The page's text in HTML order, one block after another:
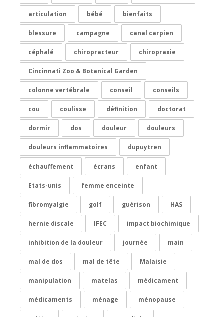
articulation bébé bienfaits
blessure campagne canal carpien
céphalé chiropracteur chiropraxie
Cincinnati Zoo & Botanical Garden
colonne vertébrale conseil conseils
cou coulisse définition doctorat
dormir dos douleur douleurs
douleurs inflammatoires dupuytren
échauffement écrans enfant
Etats-unis femme enceinte
fibromyalgie golf guérison HAS
hernie discale IFEC impact biochimique
inhibition de la douleur journée main
mal de dos mal de tête Malaisie
manipulation matelas médicament
médicaments ménage ménopause